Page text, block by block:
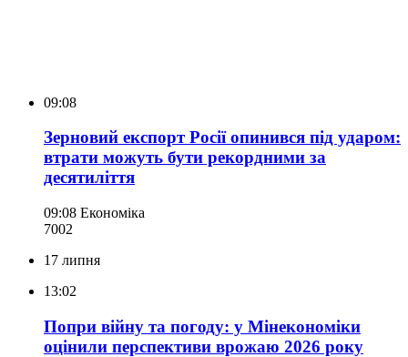
09:08
Зерновий експорт Росії опинився під ударом:
втрати можуть бути рекордними за
десятиліття
09:08 Економіка
7002
17 липня
13:02
Попри війну та погоду: у Мінекономіки
оцінили перспективи врожаю 2026 року